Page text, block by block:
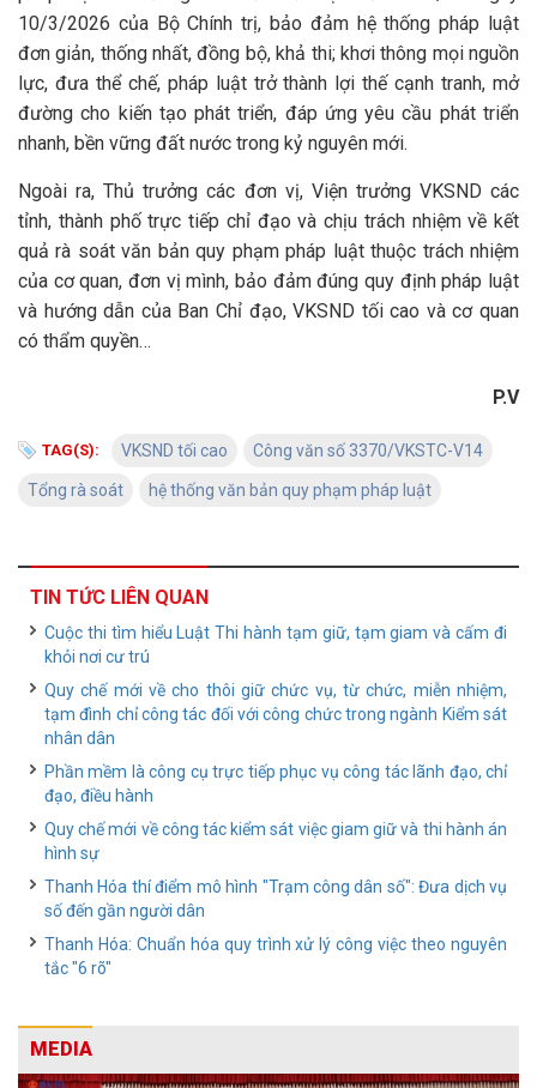
10/3/2026 của Bộ Chính trị, bảo đảm hệ thống pháp luật
đơn giản, thống nhất, đồng bộ, khả thi; khơi thông mọi nguồn
lực, đưa thể chế, pháp luật trở thành lợi thế cạnh tranh, mở
đường cho kiến tạo phát triển, đáp ứng yêu cầu phát triển
nhanh, bền vững đất nước trong kỷ nguyên mới.
Ngoài ra, Thủ trưởng các đơn vị, Viện trưởng VKSND các
tỉnh, thành phố trực tiếp chỉ đạo và chịu trách nhiệm về kết
quả rà soát văn bản quy phạm pháp luật thuộc trách nhiệm
của cơ quan, đơn vị mình, bảo đảm đúng quy định pháp luật
và hướng dẫn của Ban Chỉ đạo, VKSND tối cao và cơ quan
có thẩm quyền…
P.V
TAG(S): VKSND tối cao Công văn số 3370/VKSTC-V14
Tổng rà soát hệ thống văn bản quy phạm pháp luật
TIN TỨC LIÊN QUAN
Cuộc thi tìm hiểu Luật Thi hành tạm giữ, tạm giam và cấm đi
khỏi nơi cư trú
Quy chế mới về cho thôi giữ chức vụ, từ chức, miễn nhiệm,
tạm đình chỉ công tác đối với công chức trong ngành Kiểm sát
nhân dân
Phần mềm là công cụ trực tiếp phục vụ công tác lãnh đạo, chỉ
đạo, điều hành
Quy chế mới về công tác kiểm sát việc giam giữ và thi hành án
hình sự
Thanh Hóa thí điểm mô hình "Trạm công dân số": Đưa dịch vụ
số đến gần người dân
Thanh Hóa: Chuẩn hóa quy trình xử lý công việc theo nguyên
tắc "6 rõ"
MEDIA